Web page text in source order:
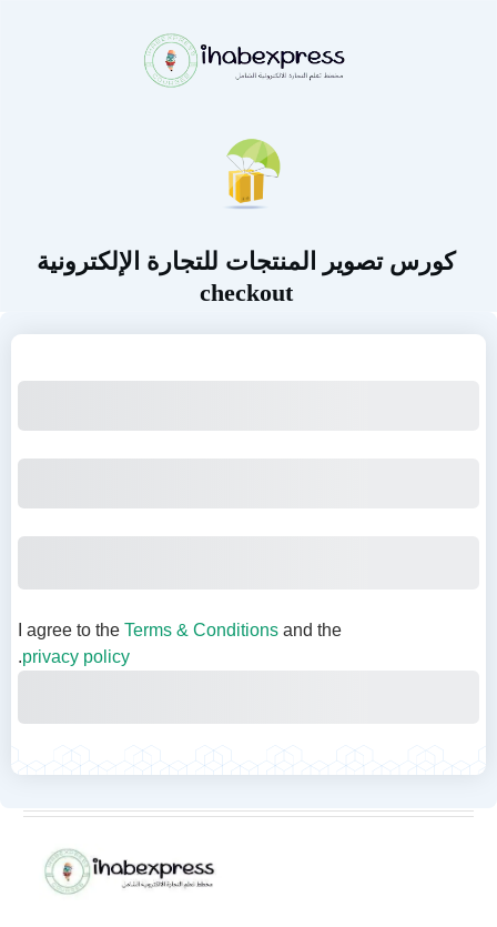
كورس تصوير المنتجات للتجارة الإلكترونية
checkout
I agree to theTerms & Conditionsand the
privacy policy
.